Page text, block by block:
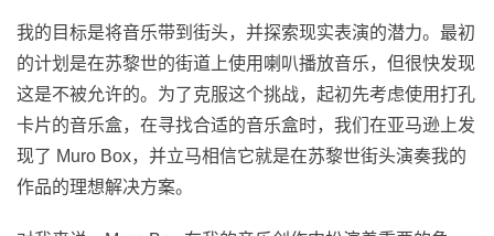
我的目标是将音乐带到街头，并探索现实表演的潜力。最初
的计划是在苏黎世的街道上使用喇叭播放音乐，但很快发现
这是不被允许的。为了克服这个挑战，起初先考虑使用打孔
卡片的音乐盒，在寻找合适的音乐盒时，我们在亚马逊上发
现了 Muro Box，并立马相信它就是在苏黎世街头演奏我的
作品的理想解决方案。